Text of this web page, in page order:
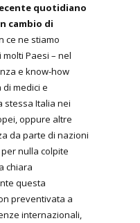
quotidiano
cambio di
ce ne stiamo
Paesi – nel
e know-how
medici e
stessa Italia nei
oppure altre
da parte di nazioni
nulla colpite
chiara
questa
preventivata a
internazionali,